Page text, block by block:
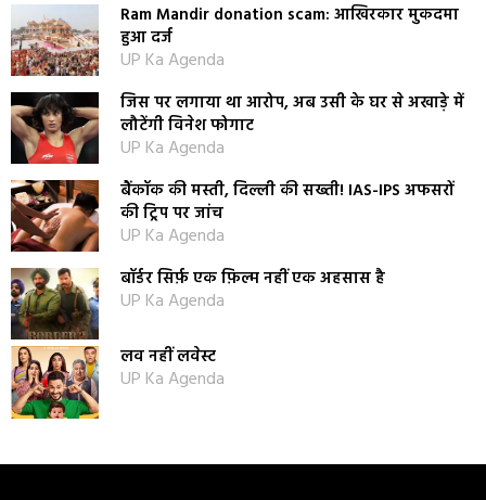
Ram Mandir donation scam: आखिरकार मुकदमा
हुआ दर्ज
UP Ka Agenda
जिस पर लगाया था आरोप, अब उसी के घर से अखाड़े में
लौटेंगी विनेश फोगाट
UP Ka Agenda
बैंकॉक की मस्ती, दिल्ली की सख्ती! IAS-IPS अफसरों
की ट्रिप पर जांच
UP Ka Agenda
बॉर्डर सिर्फ़ एक फ़िल्म नहीं एक अहसास है
UP Ka Agenda
लव नहीं लवेस्ट
UP Ka Agenda